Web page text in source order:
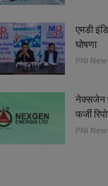
एमडी
घोषणा
PNI
नेक्सजेन
फर्जी
PNI